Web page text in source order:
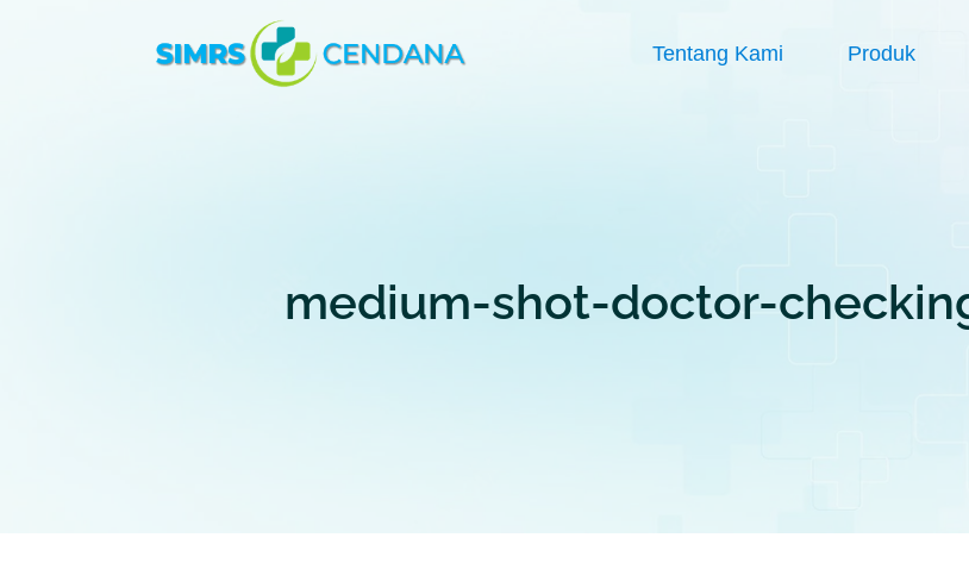
Tentang Kami Produk
medium-shot-doctor-